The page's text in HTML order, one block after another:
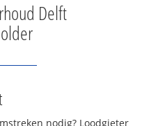
Delft
nodig? Loodgieter